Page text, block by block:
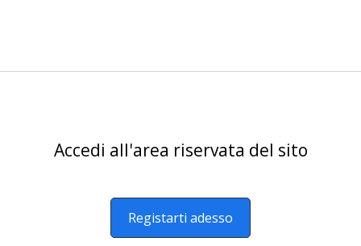
Accedi all'area riservata del sito
Registarti adesso